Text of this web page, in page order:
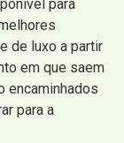
para
de luxo a partir
em que saem
encaminhados
para a